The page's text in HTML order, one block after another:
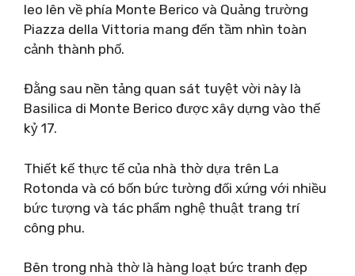
leo lên về phía Monte Berico và Quảng trường
Piazza della Vittoria mang đến tầm nhìn toàn
cảnh thành phố.
Đằng sau nền tảng quan sát tuyệt vời này là
Basilica di Monte Berico được xây dựng vào thế
kỷ 17.
Thiết kế thực tế của nhà thờ dựa trên La
Rotonda và có bốn bức tường đối xứng với nhiều
bức tượng và tác phẩm nghệ thuật trang trí
công phu.
Bên trong nhà thờ là hàng loạt bức tranh đẹp